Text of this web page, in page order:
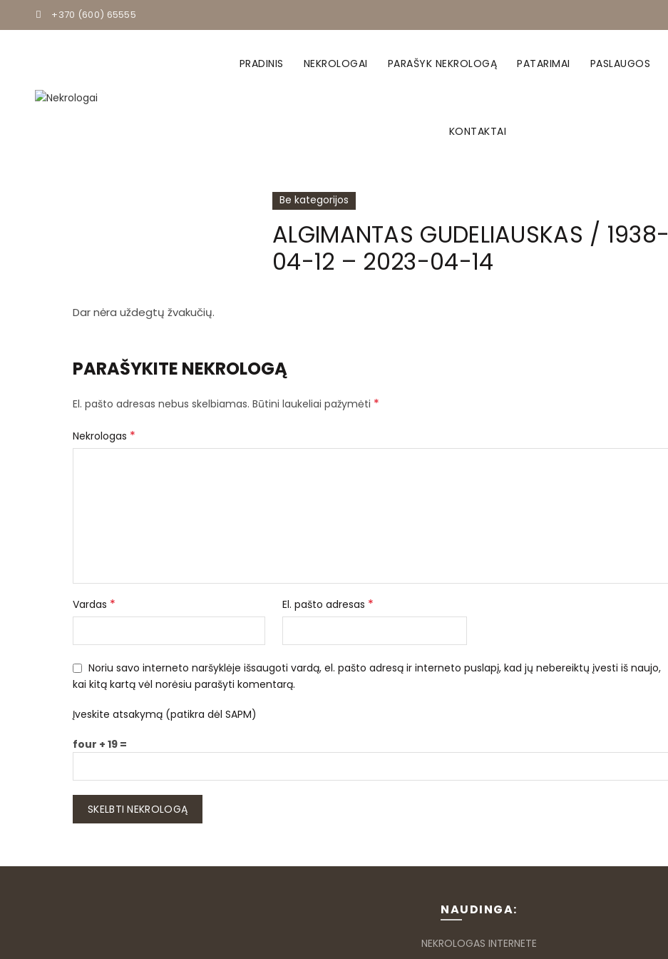
+370 (600) 65555
PRADINIS NEKROLOGAI PARAŠYK NEKROLOGĄ PATARIMAI PASLAUGOS
KONTAKTAI
Be kategorijos
ALGIMANTAS GUDELIAUSKAS / 1938-
04-12 – 2023-04-14
Dar nėra uždegtų žvakučių.
PARAŠYKITE NEKROLOGĄ
El. pašto adresas nebus skelbiamas. Būtini laukeliai pažymėti *
Nekrologas *
Vardas * El. pašto adresas *
Noriu savo interneto naršyklėje išsaugoti vardą, el. pašto adresą ir interneto puslapį, kad jų nebereiktų įvesti iš naujo,
kai kitą kartą vėl norėsiu parašyti komentarą.
Įveskite atsakymą (patikra dėl SAPM)
four + 19 =
NAUDINGA:
NEKROLOGAS INTERNETE